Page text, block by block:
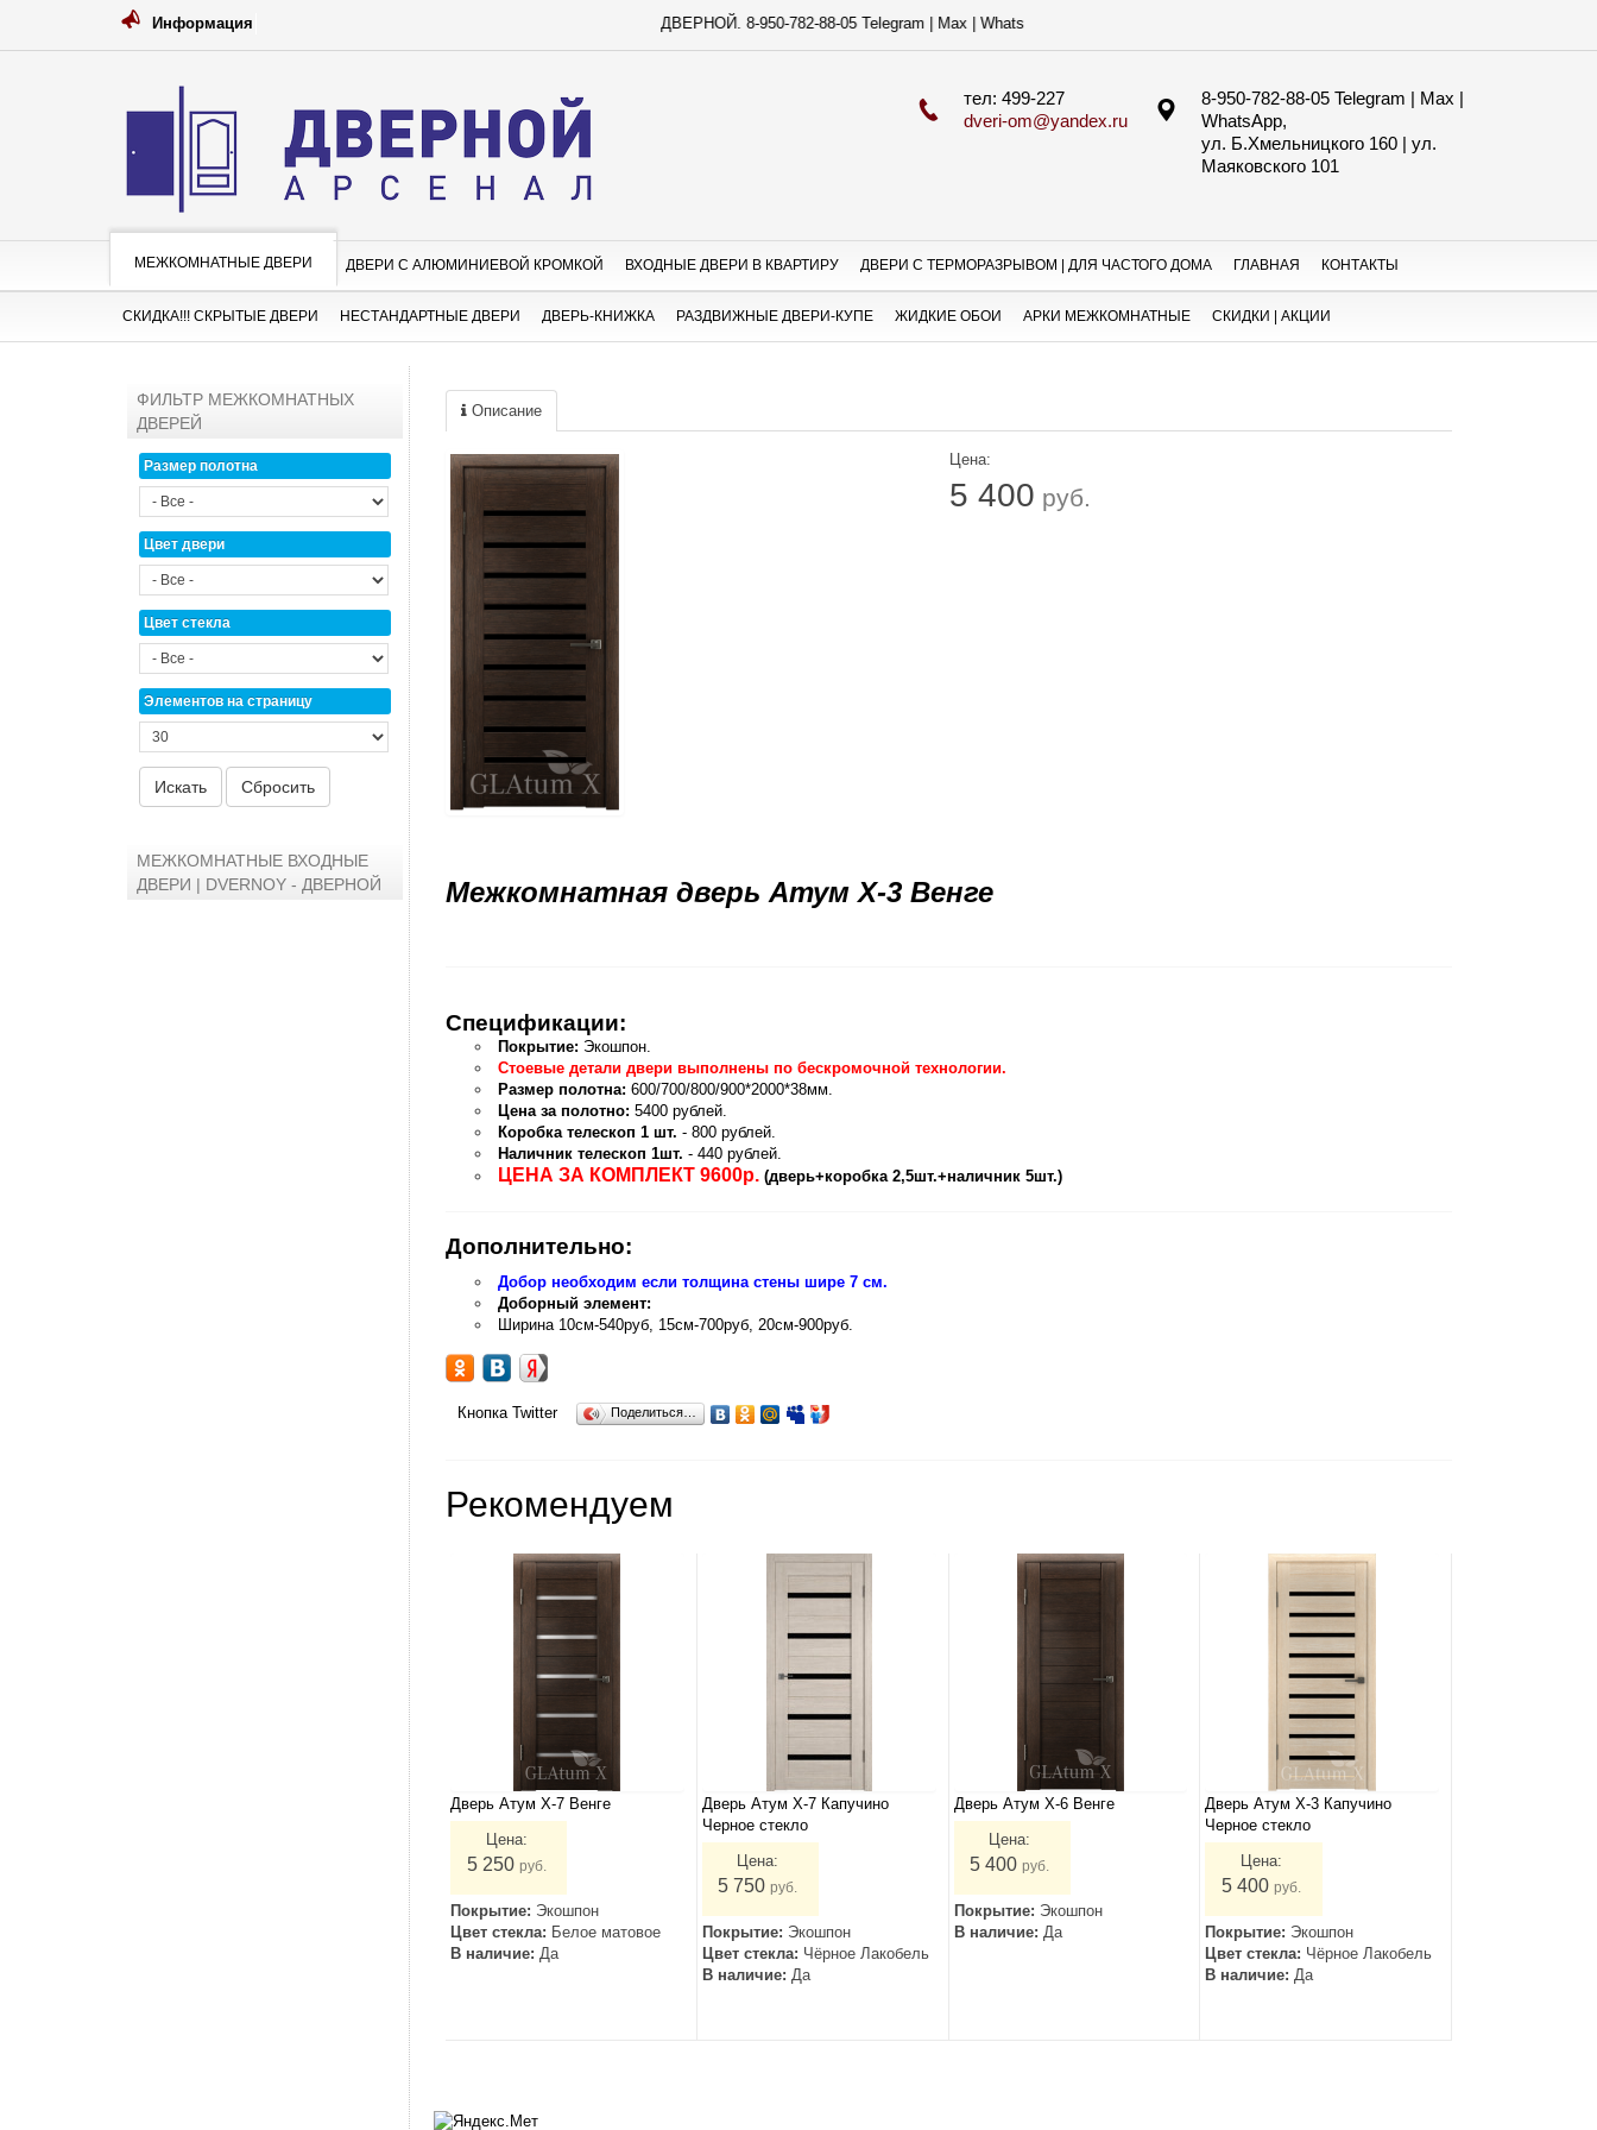
Информация ДВЕРНОЙ. 8-950-782-88-05 Telegram | Max | WhatsApp
8-950-782-88-05 Telegram | Max |
WhatsApp,
ул. Б.Хмельницкого 160 | ул.
Маяковского 101
тел: 499-227
dveri-om@yandex.ru
МЕЖКОМНАТНЫЕ ДВЕРИ ДВЕРИ С АЛЮМИНИЕВОЙ КРОМКОЙ ВХОДНЫЕ ДВЕРИ В КВАРТИРУ ДВЕРИ С ТЕРМОРАЗРЫВОМ | ДЛЯ ЧАСТОГО ДОМА ГЛАВНАЯ КОНТАКТЫ
СКИДКА!!! СКРЫТЫЕ ДВЕРИ НЕСТАНДАРТНЫЕ ДВЕРИ ДВЕРЬ-КНИЖКА РАЗДВИЖНЫЕ ДВЕРИ-КУПЕ ЖИДКИЕ ОБОИ АРКИ МЕЖКОМНАТНЫЕ СКИДКИ | АКЦИИ
ФИЛЬТР МЕЖКОМНАТНЫХ
ДВЕРЕЙ
Размер полотна
Цвет двери
Цвет стекла
Элементов на страницу
МЕЖКОМНАТНЫЕ ВХОДНЫЕ
ДВЕРИ | DVERNOY - ДВЕРНОЙ
Описание
Цена:
5 400 руб.
Межкомнатная дверь Атум Х-3 Венге
Спецификации:
Покрытие: Экошпон.
Стоевые детали двери выполнены по бескромочной технологии.
Размер полотна: 600/700/800/900*2000*38мм.
Цена за полотно: 5400 рублей.
Коробка телескоп 1 шт. - 800 рублей.
Наличник телескоп 1шт. - 440 рублей.
ЦЕНА ЗА КОМПЛЕКТ 9600р. (дверь+коробка 2,5шт.+наличник 5шт.)
Дополнительно:
Добор необходим если толщина стены шире 7 см.
Доборный элемент:
Ширина 10см-540руб, 15см-700руб, 20см-900руб.
Кнопка Twitter Поделиться…
Рекомендуем
Дверь Атум Х-7 Венге
Цена:
5 250 руб.
Покрытие: Экошпон
Цвет стекла: Белое матовое
В наличие: Да
Дверь Атум Х-7 Капучино
Черное стекло
Цена:
5 750 руб.
Покрытие: Экошпон
Цвет стекла: Чёрное Лакобель
В наличие: Да
Дверь Атум X-6 Венге
Цена:
5 400 руб.
Покрытие: Экошпон
В наличие: Да
Дверь Атум Х-3 Капучино
Черное стекло
Цена:
5 400 руб.
Покрытие: Экошпон
Цвет стекла: Чёрное Лакобель
В наличие: Да